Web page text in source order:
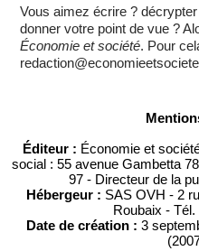
Vous aimez écrire ?
donner votre point de vue ?
Économie et société. Pour
Éditeur : Économie et
social : 55 avenue Gambetta
97 - Directeur de la
Hébergeur : SAS OVH - 2
Roubaix -
Date de création : 3